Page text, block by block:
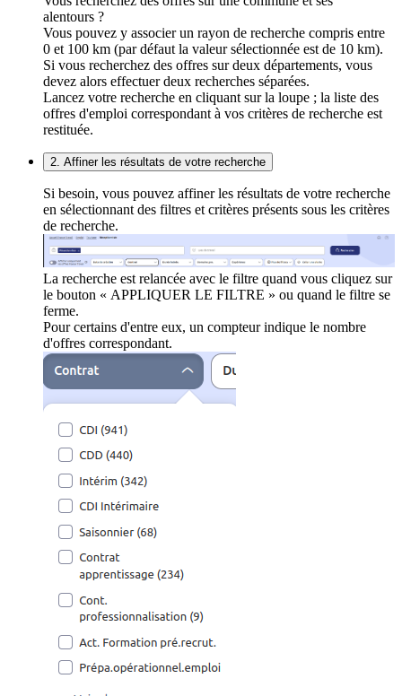
alentours ?
Vous pouvez y associer un rayon de recherche compris entre
0 et 100 km (par défaut la valeur sélectionnée est de 10 km).
Si vous recherchez des offres sur deux départements, vous
devez alors effectuer deux recherches séparées.
Lancez votre recherche en cliquant sur la loupe ; la liste des
offres d'emploi correspondant à vos critères de recherche est
restituée.
2. Affiner les résultats de votre recherche
Si besoin, vous pouvez affiner les résultats de votre recherche
en sélectionnant des filtres et critères présents sous les critères
de recherche.
La recherche est relancée avec le filtre quand vous cliquez sur
le bouton « APPLIQUER LE FILTRE » ou quand le filtre se
ferme.
Pour certains d'entre eux, un compteur indique le nombre
d'offres correspondant.